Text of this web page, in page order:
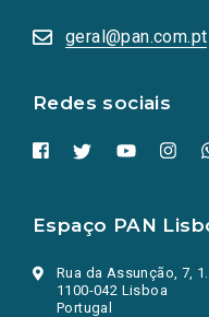
geral@pan.com.pt
Redes sociais
numa
nova
Espaço PAN
Rua da Assunção, 7,
1100-042 Lisboa
Portugal